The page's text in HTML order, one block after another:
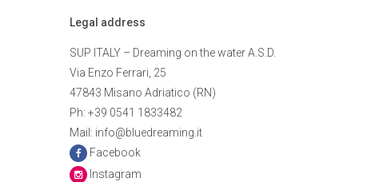
Legal address
SUP ITALY – Dreaming on the water A.S.D.
Via Enzo Ferrari, 25
47843 Misano Adriatico (RN)
Ph: +39 0541 1833482
Mail: info@bluedreaming.it
Facebook
Instagram